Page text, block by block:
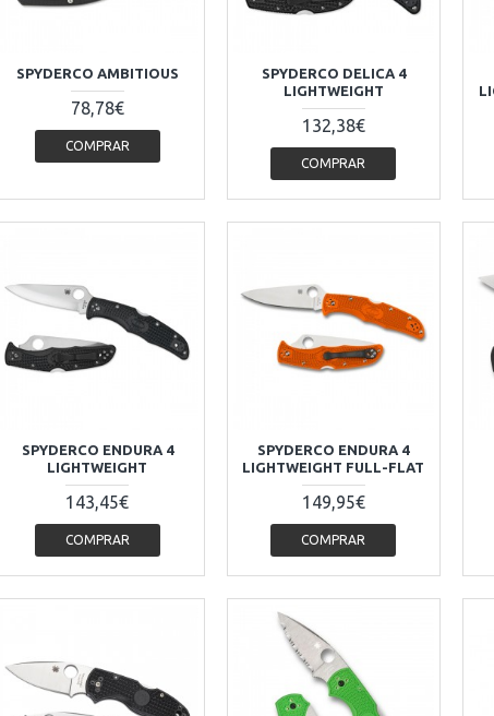
SPYDERCO AMBITIOUS
78,78€
COMPRAR
SPYDERCO DELICA 4
LIGHTWEIGHT
132,38€
COMPRAR
SPYDERCO ENDURA 4
LIGHTWEIGHT
143,45€
COMPRAR
SPYDERCO ENDURA 4
LIGHTWEIGHT FULL-FLAT
149,95€
COMPRAR